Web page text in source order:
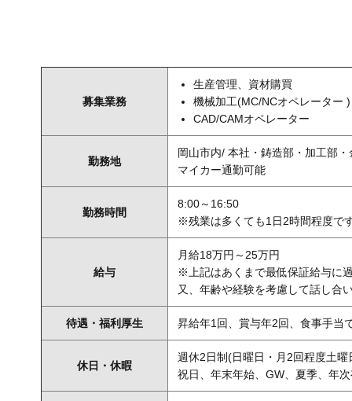
募集業務
生産管理、資材購買
機械加工(MC/NCオペレーター )
CAD/CAMオペレーター
勤務地
岡山市内/ 本社・鋳造部・加工部
マイカー通勤可能
勤務時間
8:00～16:50
※残業は多くても1日2時間程度で
給与
月給18万円～25万円
※上記はあくまで最低保証給与に
又、年齢や経験を考慮して話し合
待遇・福利厚生 昇給年1回、賞与年2回、食事手当
休日・休暇
週休2日制(日曜日・月2回程度土
祝日、年末年始、GW、夏季、年